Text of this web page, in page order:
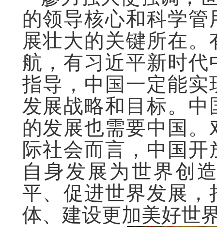
的领导核心和科学
展壮大的关键所在
航，有习近平新时
指导，中国一定能
发展战略和目标。
的发展也需要中国
际社会而言，中国
自身发展为世界创
平、促进世界发展
体、建设更加美好世